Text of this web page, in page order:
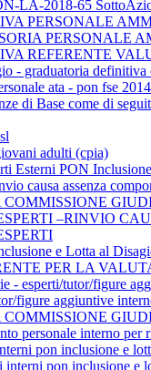
LA-2018-65
PERSONALE
PERSONALE
REFERENTE
- graduatoria definitiva
ata - pon fse
di Base come di
adulti (cpia)
Esterni PON
causa assenza
–RINVIO
e Lotta al
PER LA
- esperti/tutor/figure
figure aggiuntive
personale interno
pon inclusione e
interni pon inclusione e